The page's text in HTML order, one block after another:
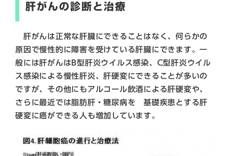
肝がんの診断と治療
肝がんは正常な肝臓にできることはなく、何らかの
原因で慢性的に障害を受けている肝臓にできます。一
般には肝がんはB型肝炎ウイルス感染、C型肝炎ウイル
ス感染による慢性肝炎、肝硬変にできることが多いの
ですが、その他にもアルコール飲酒による肝硬変や、
さらに最近では脂肪肝・糖尿病を 基礎疾患とする肝
硬変に癌ができる人も増加しています。